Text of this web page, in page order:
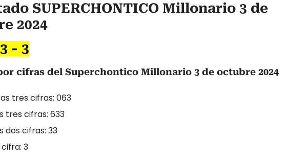
SUPERCHONTICO Millonario 3 de
2024
- 3
cifras del Superchontico Millonario 3 de octubre 2024
tres cifras: 063
tres cifras: 633
dos cifras: 33
3